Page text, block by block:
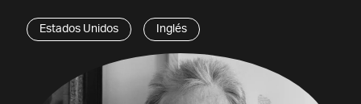
Estados Unidos Inglés